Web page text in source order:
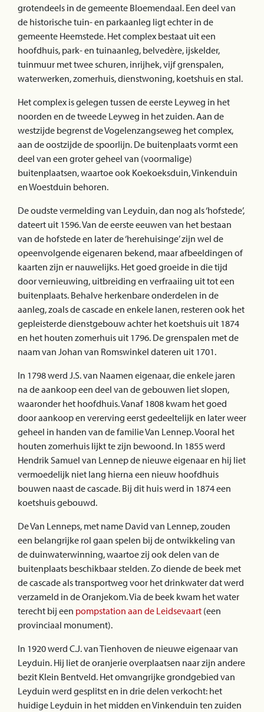
grotendeels in de gemeente Bloemendaal. Een deel van
de historische tuin- en parkaanleg ligt echter in de
gemeente Heemstede. Het complex bestaat uit een
hoofdhuis, park- en tuinaanleg, belvedère, ijskelder,
tuinmuur met twee schuren, inrijhek, vijf grenspalen,
waterwerken, zomerhuis, dienstwoning, koetshuis en stal.
Het complex is gelegen tussen de eerste Leyweg in het
noorden en de tweede Leyweg in het zuiden. Aan de
westzijde begrenst de Vogelenzangseweg het complex,
aan de oostzijde de spoorlijn. De buitenplaats vormt een
deel van een groter geheel van (voormalige)
buitenplaatsen, waartoe ook Koekoeksduin, Vinkenduin
en Woestduin behoren.
De oudste vermelding van Leyduin, dan nog als ‘hofstede’,
dateert uit 1596. Van de eerste eeuwen van het bestaan
van de hofstede en later de ‘herehuisinge’ zijn wel de
opeenvolgende eigenaren bekend, maar afbeeldingen of
kaarten zijn er nauwelijks. Het goed groeide in die tijd
door vernieuwing, uitbreiding en verfraaiing uit tot een
buitenplaats. Behalve herkenbare onderdelen in de
aanleg, zoals de cascade en enkele lanen, resteren ook het
gepleisterde dienstgebouw achter het koetshuis uit 1874
en het houten zomerhuis uit 1796. De grenspalen met de
naam van Johan van Romswinkel dateren uit 1701.
In 1798 werd J.S. van Naamen eigenaar, die enkele jaren
na de aankoop een deel van de gebouwen liet slopen,
waaronder het hoofdhuis. Vanaf 1808 kwam het goed
door aankoop en vererving eerst gedeeltelijk en later weer
geheel in handen van de familie Van Lennep. Vooral het
houten zomerhuis lijkt te zijn bewoond. In 1855 werd
Hendrik Samuel van Lennep de nieuwe eigenaar en hij liet
vermoedelijk niet lang hierna een nieuw hoofdhuis
bouwen naast de cascade. Bij dit huis werd in 1874 een
koetshuis gebouwd.
De Van Lenneps, met name David van Lennep, zouden
een belangrijke rol gaan spelen bij de ontwikkeling van
de duinwaterwinning, waartoe zij ook delen van de
buitenplaats beschikbaar stelden. Zo diende de beek met
de cascade als transportweg voor het drinkwater dat werd
verzameld in de Oranjekom. Via de beek kwam het water
terecht bij een pompstation aan de Leidsevaart (een
provinciaal monument).
In 1920 werd C.J. van Tienhoven de nieuwe eigenaar van
Leyduin. Hij liet de oranjerie overplaatsen naar zijn andere
bezit Klein Bentveld. Het omvangrijke grondgebied van
Leyduin werd gesplitst en in drie delen verkocht: het
huidige Leyduin in het midden en Vinkenduin ten zuiden